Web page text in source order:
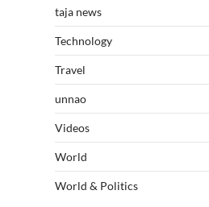
taja news
Technology
Travel
unnao
Videos
World
World & Politics